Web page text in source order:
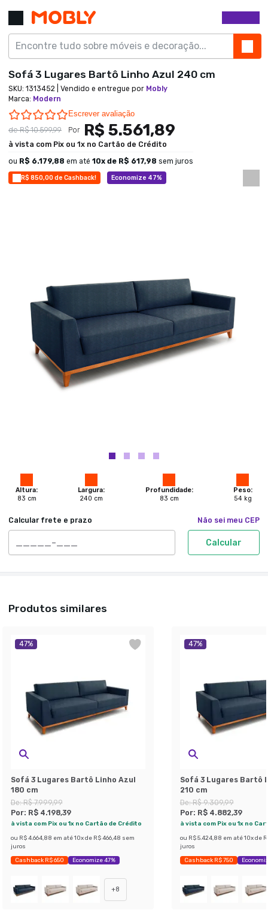
R$ 850,00 de Cashback! Economize 47%
Altura:
83 cm
Largura:
240 cm
Profundidade:
83 cm
Peso:
54 kg
Calcular frete e prazo Não sei meu CEP
Calcular
Sofá 3 Lugares Bartô Linho Azul 240 cm
SKU: 1313452 | Vendido e entregue por Mobly
Marca: Modern
0.0 star rating
Escrever avaliação
deR$ 10.599,99 Por R$ 5.561,89
à vista com Pix ou 1x no Cartão de Crédito
ou R$ 6.179,88 em até 10x de R$ 617,98 sem juros
Produtos similares
47%
Sofá 3 Lugares Bartô Linho Azul
180 cm
De:R$ 7.999,99
Por: R$ 4.198,39
à vista com Pix ou 1x no Cartão de Crédito
ou R$ 4.664,88 em até 10x de R$ 466,48 sem
juros
Cashback R$ 650 Economize 47%
+8
47%
Sofá 3 Lugares Bartô
210 cm
De:R$ 9.309,99
Por: R$ 4.882,39
à vista com Pix ou 1x no
ou R$ 5.424,88 em até 10x de
juros
Cashback R$ 750